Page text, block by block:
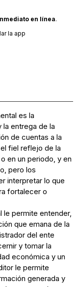
en línea.
la app
es la
entrega de la
de cuentas a la
fiel reflejo de la
en un periodo, y en
pero los
interpretar lo que
fortalecer o
le permite entender,
que emana de la
del ente
y tomar la
económica y un
le permite
generada y